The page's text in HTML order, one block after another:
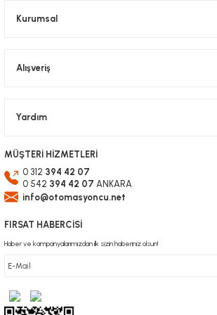
Kurumsal
Alışveriş
Yardım
MÜŞTERİ HİZMETLERİ
0 312 394 42 07
0 542 394 42 07 ANKARA
info@otomasyoncu.net
FIRSAT HABERCİSİ
Haber ve kampanyalarımızdan ilk sizin haberiniz olsun!